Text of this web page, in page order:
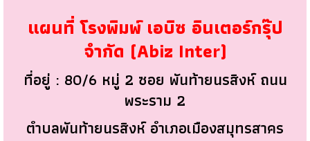
แผนที่ โรงพิมพ์ เอบิซ อินเตอร์กรุ๊ป
จำกัด (Abiz Inter)
ที่อยู่ : 80/6 หมู่ 2 ซอย พันท้ายนรสิงห์ ถนน
พระราม 2
ตำบลพันท้ายนรสิงห์ อำเภอเมืองสมุทรสาคร